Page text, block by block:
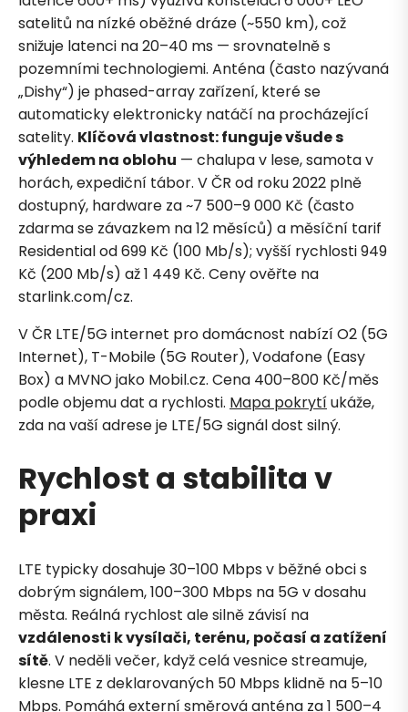
satelitů na nízké oběžné dráze (~550 km), což
snižuje latenci na 20–40 ms — srovnatelně s
pozemními technologiemi. Anténa (často nazývaná
„Dishy“) je phased-array zařízení, které se
automaticky elektronicky natáčí na procházející
satelity. Klíčová vlastnost: funguje všude s
výhledem na oblohu — chalupa v lese, samota v
horách, expediční tábor. V ČR od roku 2022 plně
dostupný, hardware za ~7 500–9 000 Kč (často
zdarma se závazkem na 12 měsíců) a měsíční tarif
Residential od 699 Kč (100 Mb/s); vyšší rychlosti 949
Kč (200 Mb/s) až 1 449 Kč. Ceny ověřte na
starlink.com/cz.
V ČR LTE/5G internet pro domácnost nabízí O2 (5G
Internet), T-Mobile (5G Router), Vodafone (Easy
Box) a MVNO jako Mobil.cz. Cena 400–800 Kč/měs
podle objemu dat a rychlosti. Mapa pokrytíukáže,
zda na vaší adrese je LTE/5G signál dost silný.
Rychlost a stabilita v
praxi
LTE typicky dosahuje 30–100 Mbps v běžné obci s
dobrým signálem, 100–300 Mbps na 5G v dosahu
města. Reálná rychlost ale silně závisí na
vzdálenosti k vysílači, terénu, počasí a zatížení
sítě. V neděli večer, když celá vesnice streamuje,
klesne LTE z deklarovaných 50 Mbps klidně na 5–10
Mbps. Pomáhá externí směrová anténa za 1 500–4